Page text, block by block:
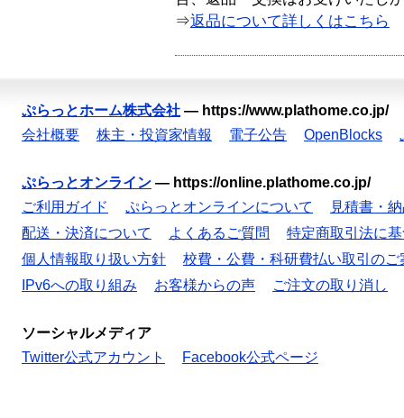
⇒返品について詳しくはこちら
ぷらっとホーム株式会社 — https://www.plathome.co.jp/
会社概要
株主・投資家情報 電子公告 OpenBlocks
ぷらっとオンライン — https://online.plathome.co.jp/
ご利用ガイド
ぷらっとオンラインについて
見積書・
配送・決済について
よくあるご質問
特定商取引法に
個人情報取り扱い方針
校費・公費・科研費払い取引のご
IPv6への取り組み
お客様からの声 ご注文の取り消し
ソーシャルメディア
Twitter公式アカウント
Facebook公式ページ